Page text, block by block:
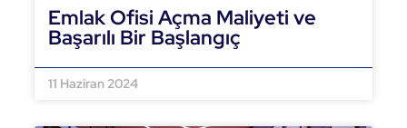
Emlak Ofisi Açma Maliyeti ve
Başarılı Bir Başlangıç
11 Haziran 2024